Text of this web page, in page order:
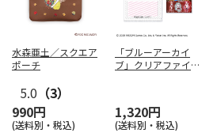
水森亜土／スクエア
ポーチ
5.0 （3）
990円
(送料別・税込)
「ブルーアーカイ
ブ」クリアファイル
1,320円
(送料別・税込)